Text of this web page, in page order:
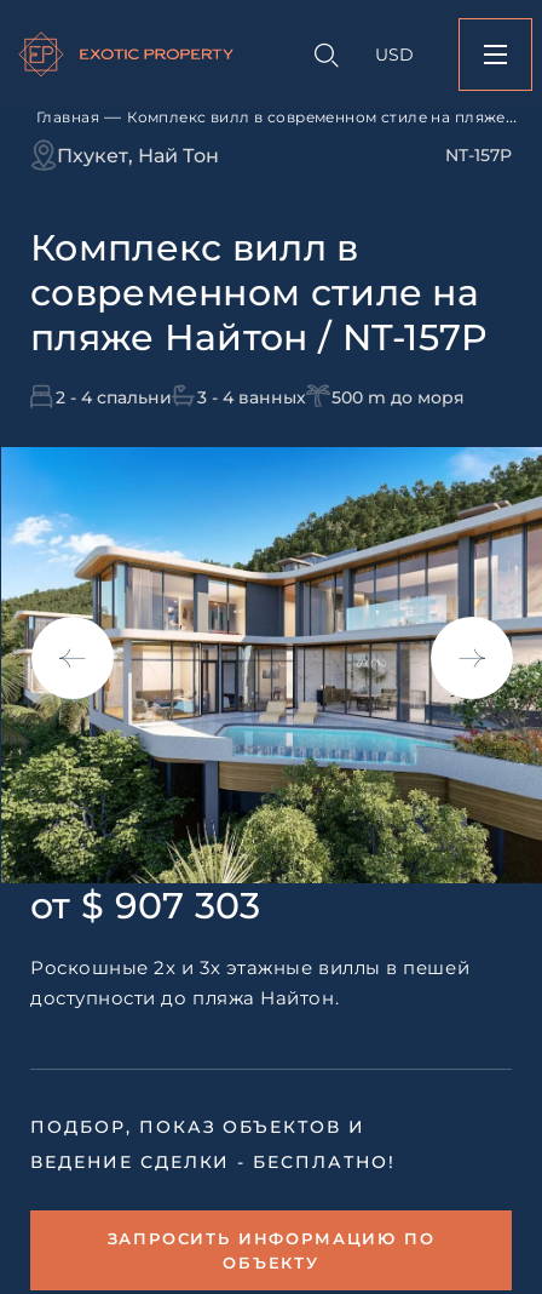
USD
Главная — Комплекс вилл в современном стиле на пляже
Найтон / NT-157P
Пхукет, Най Тон NT-157P
Комплекс вилл в
современном стиле на
пляже Найтон / NT-157P
2 - 4 спальни 3 - 4 ванных 500 m до моря
от $ 907 303
Роскошные 2х и 3х этажные виллы в пешей
доступности до пляжа Найтон.
ПОДБОР, ПОКАЗ ОБЪЕКТОВ И
ВЕДЕНИЕ СДЕЛКИ - БЕСПЛАТНО!
ЗАПРОСИТЬ ИНФОРМАЦИЮ ПО
ОБЪЕКТУ
Оставить
свяжется с вами
Согласен с
Я даю согласие на
рассылок
объекту
Комплекс вилл в
стиле на пляже
157P
Оставьте заявку и
Согласен с
по обработке
недвижимости